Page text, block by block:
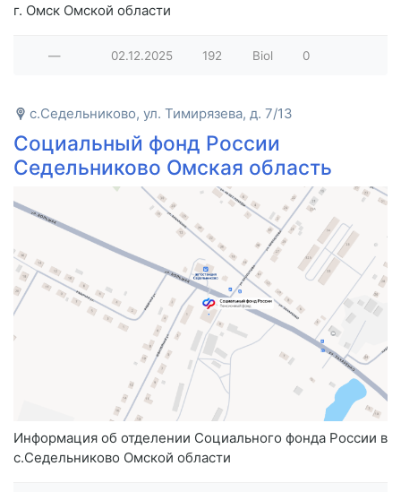
г. Омск Омской области
— 02.12.2025 192 Biol 0
с.Седельниково, ул. Тимирязева, д. 7/13
Социальный фонд России
Седельниково Омская область
Информация об отделении Социального фонда России в
с.Седельниково Омской области